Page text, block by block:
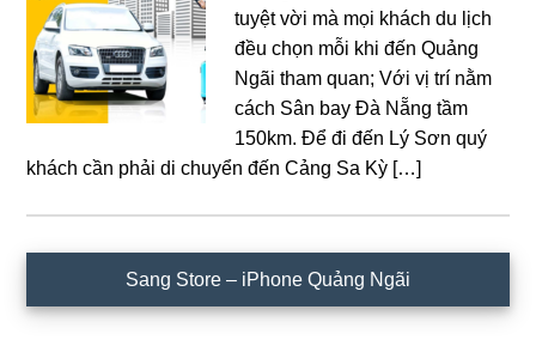
tuyệt vời mà mọi khách du lịch
đều chọn mỗi khi đến Quảng
Ngãi tham quan; Với vị trí nằm
cách Sân bay Đà Nẵng tầm
150km. Để đi đến Lý Sơn quý
khách cần phải di chuyển đến Cảng Sa Kỳ […]
chính
Sang Store – iPhone Quảng Ngãi